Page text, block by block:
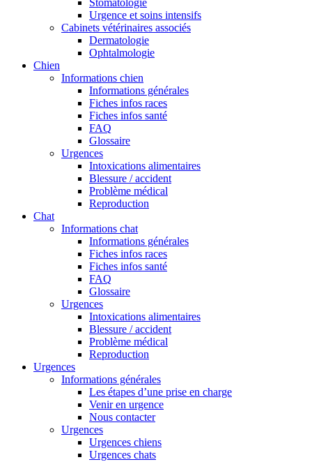
Stomatologie
Urgence et soins intensifs
Cabinets vétérinaires associés
Dermatologie
Ophtalmologie
Chien
Informations chien
Informations générales
Fiches infos races
Fiches infos santé
FAQ
Glossaire
Urgences
Intoxications alimentaires
Blessure / accident
Problème médical
Reproduction
Chat
Informations chat
Informations générales
Fiches infos races
Fiches infos santé
FAQ
Glossaire
Urgences
Intoxications alimentaires
Blessure / accident
Problème médical
Reproduction
Urgences
Informations générales
Les étapes d’une prise en charge
Venir en urgence
Nous contacter
Urgences
Urgences chiens
Urgences chats